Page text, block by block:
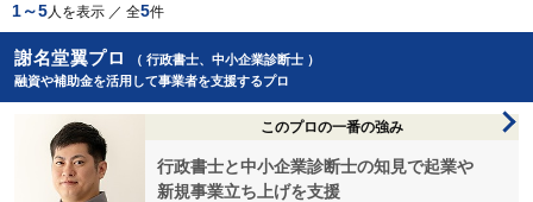
1～5人を表示 ／ 全5件
謝名堂翼プロ
（ 行政書士、中小企業診断士 ）
融資や補助金を活用して事業者を支援するプロ
このプロの一番の強み
行政書士と中小企業診断士の知見で起業や
新規事業立ち上げを支援